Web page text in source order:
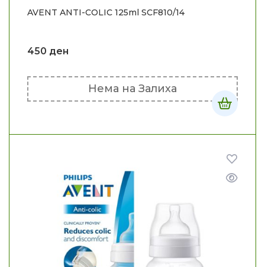
AVENT ANTI-COLIC 125ml SCF810/14
450 ден
Нема на Залиха